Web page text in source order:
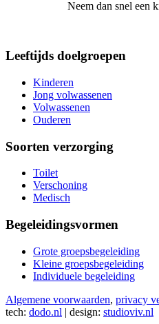
Neem dan snel een
Leeftijds doelgroepen
Kinderen
Jong volwassenen
Volwassenen
Ouderen
Soorten verzorging
Toilet
Verschoning
Medisch
Begeleidingsvormen
Grote groepsbegeleiding
Kleine groepsbegeleiding
Individuele begeleiding
Algemene voorwaarden, privacy
tech: dodo.nl | design: studioviv.nl